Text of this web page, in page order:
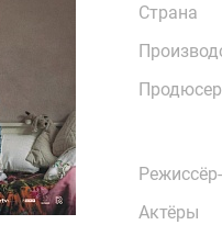
Страна
Продюсер
Актёры